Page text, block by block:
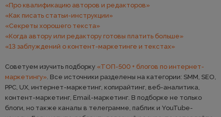
«Про квалификацию авторов и редакторов​»
«Как писать статьи-инструкции»
«Секреты хорошего текста»
«Когда автору или редактору готовы платить больше»
«13 заблуждений о контент-маркетинге и текстах»
Советуем изучить подборку «ТОП-500 + блогов по интернет-
маркетингу». Все источники разделены на категории: SMM, SEO,
PPC, UX, интернет-маркетинг, копирайтинг, веб-аналитика,
контент-маркетинг, Email-маркетинг. В подборке не только
блоги, но также каналы в телеграмме, паблик и YouTube-